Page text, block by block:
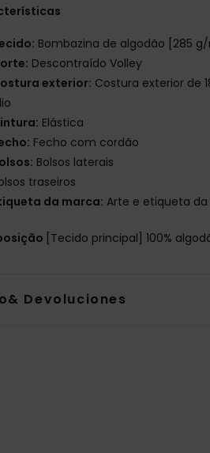
Bombazina de algodão [285
Descontraído Volley
exterior: Costura exterior de
Elástica
Fecho com cordão
Bolsos laterais
traseiros
da marca: Arte e etiqueta da
[Tecido principal] 100%
Devoluciones